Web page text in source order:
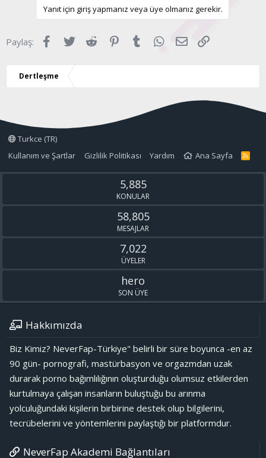
r
Yanıt için giriş yapmanız veya üye olmanız gerekir.
Paylaş: Facebook
Twitter Reddit Pinterest
Tumblr WhatsApp
E-posta
Dertleşme
Turkce (TR)
Kullanım ve Şartlar
Gizlilik Politikası Yardım Ana Sayfa
R
S
5,885
KONULAR
58,805
MESAJLAR
7,022
ÜYELER
hero
SON ÜYE
Hakkımızda
Biz Kimiz? NeverFap-Türkiye" belirli bir süre boyunca -en az
90 gün- pornografi, mastürbasyon ve orgazmdan uzak
durarak porno bağımlılığının oluşturduğu olumsuz etkilerden
kurtulmaya çalışan insanların buluştuğu bu arınma
yolculuğundaki kişilerin birbirine destek olup bilgilerini,
tecrübelerini ve yöntemlerini paylaştığı bir platformdur.
NeverFap Akademi Bağlantıları